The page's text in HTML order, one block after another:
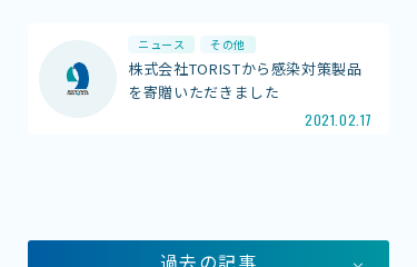
名古屋港水族館ってこんなところ
2021.02.17
ニュース その他
株式会社TORISTから感染対策製品
を寄贈いただきました
過去の記事